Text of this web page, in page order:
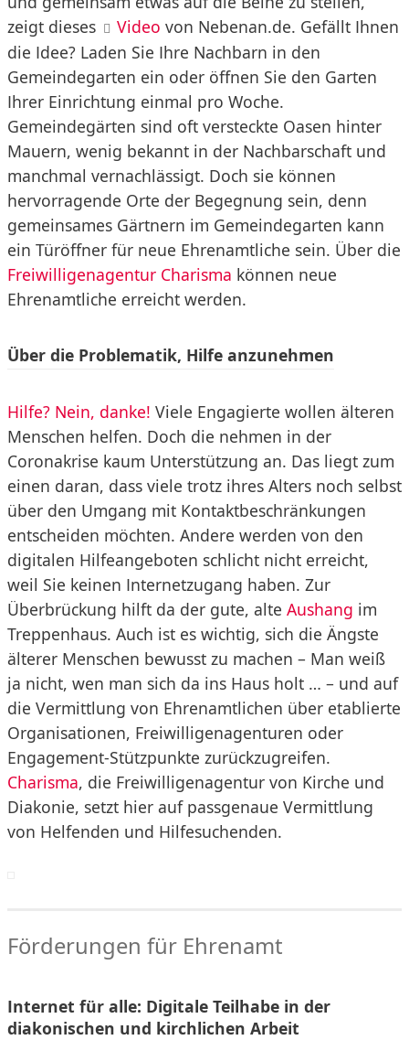
zeigt dieses
Video von Nebenan.de. Gefällt Ihnen
die Idee? Laden Sie Ihre Nachbarn in den
Gemeindegarten ein oder öffnen Sie den Garten
Ihrer Einrichtung einmal pro Woche.
Gemeindegärten sind oft versteckte Oasen hinter
Mauern, wenig bekannt in der Nachbarschaft und
manchmal vernachlässigt. Doch sie können
hervorragende Orte der Begegnung sein, denn
gemeinsames Gärtnern im Gemeindegarten kann
ein Türöffner für neue Ehrenamtliche sein. Über die
Freiwilligenagentur Charisma können neue
Ehrenamtliche erreicht werden.
Über die Problematik, Hilfe anzunehmen
Hilfe? Nein, danke! Viele Engagierte wollen älteren
Menschen helfen. Doch die nehmen in der
Coronakrise kaum Unterstützung an. Das liegt zum
einen daran, dass viele trotz ihres Alters noch selbst
über den Umgang mit Kontaktbeschränkungen
entscheiden möchten. Andere werden von den
digitalen Hilfeangeboten schlicht nicht erreicht,
weil Sie keinen Internetzugang haben. Zur
Überbrückung hilft da der gute, alte Aushang im
Treppenhaus. Auch ist es wichtig, sich die Ängste
älterer Menschen bewusst zu machen – Man weiß
ja nicht, wen man sich da ins Haus holt … – und auf
die Vermittlung von Ehrenamtlichen über etablierte
Organisationen, Freiwilligenagenturen oder
Engagement-Stützpunkte zurückzugreifen.
Charisma, die Freiwilligenagentur von Kirche und
Diakonie, setzt hier auf passgenaue Vermittlung
von Helfenden und Hilfesuchenden.
Förderungen für Ehrenamt
Internet für alle: Digitale Teilhabe in der
diakonischen und kirchlichen Arbeit